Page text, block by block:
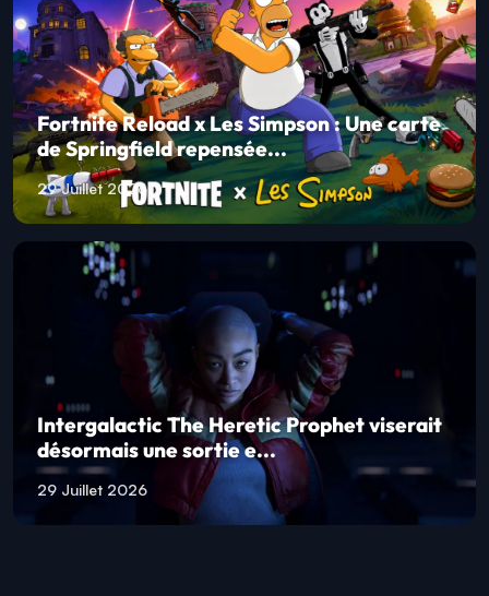
Fortnite Reload x Les Simpson : Une carte
de Springfield repensée...
29 Juillet 2026
Intergalactic The Heretic Prophet viserait
désormais une sortie e...
29 Juillet 2026